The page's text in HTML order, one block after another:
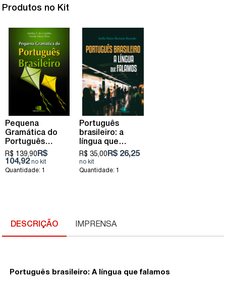
Produtos no Kit
Pequena
Gramática do
Português
Brasileiro
R$ 139,90 R$
104,92
Quantidade: 1
Português
brasileiro: a
língua que
falamos
R$ 35,00 R$ 26,25
Quantidade: 1
DESCRIÇÃO IMPRENSA
Português brasileiro: A língua que falamos